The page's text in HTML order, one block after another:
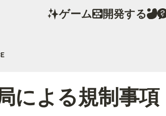
ゲーム 開発する
による規制事項